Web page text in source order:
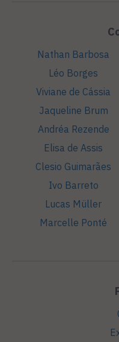
Nathan Barbosa
Léo Borges
Viviane de Cássia
Jaqueline Brum
Andréa Rezende
Elisa de Assis
Clesio Guimarães
Ivo Barreto
Lucas Müller
Marcelle Ponté